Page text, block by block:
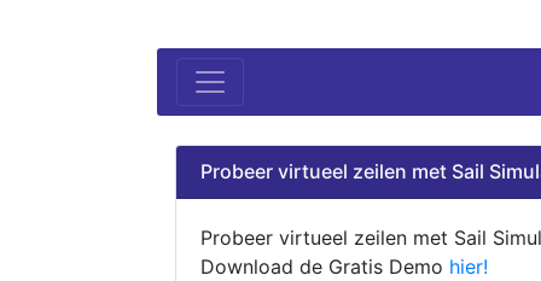
Probeer virtueel zeilen met Sail
Probeer virtueel zeilen met Sail
Download de Gratis Demo hier!